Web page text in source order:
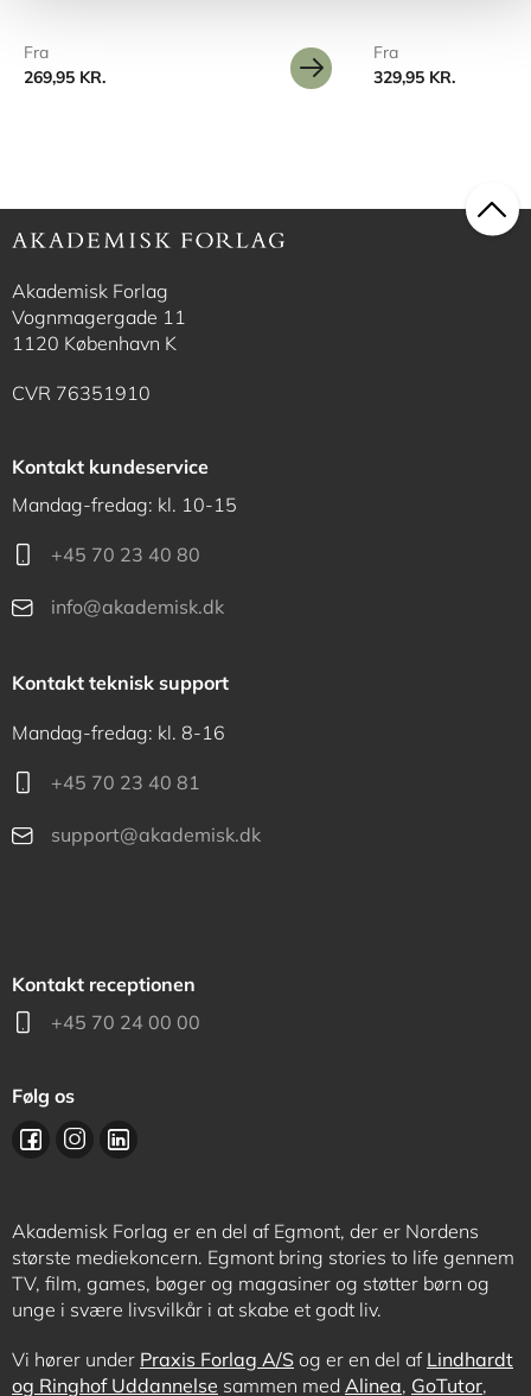
Fra
269,95 KR.
Fra
329,95 KR.
Akademisk Forlag
Vognmagergade 11
1120 København K
CVR 76351910
Kontakt kundeservice
Mandag-fredag: kl. 10-15
+45 70 23 40 80
info@akademisk.dk
Kontakt teknisk support
Mandag-fredag: kl. 8-16
+45 70 23 40 81
support@akademisk.dk
Kontakt receptionen
+45 70 24 00 00
Følg os
Akademisk Forlag er en del af Egmont, der er Nordens
største mediekoncern. Egmont bring stories to life gennem
TV, film, games, bøger og magasiner og støtter børn og
unge i svære livsvilkår i at skabe et godt liv.
Vi hører under Praxis Forlag A/S og er en del af Lindhardt
og Ringhof Uddannelse sammen med Alinea, GoTutor,